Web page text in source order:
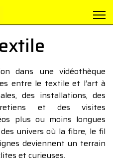
dans une vidéothèque
entre le textile et l’art à
des installations, des
et des visites
plus ou moins longues
univers où la fibre, le fil
deviennent un terrain
et curieuses.